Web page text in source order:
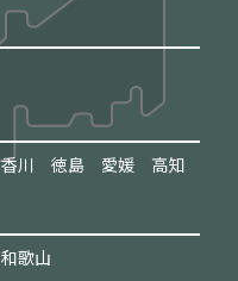
香川 徳島 愛媛 高知
和歌山